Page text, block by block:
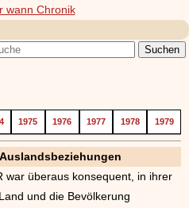
1975 1976 1977 1978 1979
war überaus konsequent, in ihrer
und die Bevölkerung